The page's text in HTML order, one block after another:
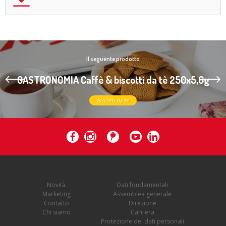
Il seguente prodotto
GASTRONOMIA Caffè & biscotti da tè 250x5,6g
Biscotti da tè
Novità
Marketing
Contatto
Chi siamo
Dati fondamentali
Assemblea generale
Direzione
Carriera
Protezione dei dati personali